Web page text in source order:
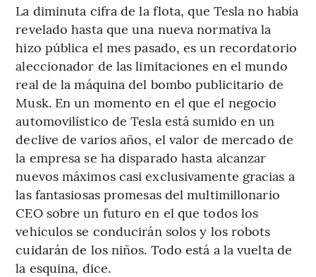
La diminuta cifra de la flota, que Tesla no había
revelado hasta que una nueva normativa la
hizo pública el mes pasado, es un recordatorio
aleccionador de las limitaciones en el mundo
real de la máquina del bombo publicitario de
Musk. En un momento en el que el negocio
automovilístico de Tesla está sumido en un
declive de varios años, el valor de mercado de
la empresa se ha disparado hasta alcanzar
nuevos máximos casi exclusivamente gracias a
las fantasiosas promesas del multimillonario
CEO sobre un futuro en el que todos los
vehículos se conducirán solos y los robots
cuidarán de los niños. Todo está a la vuelta de
la esquina, dice.